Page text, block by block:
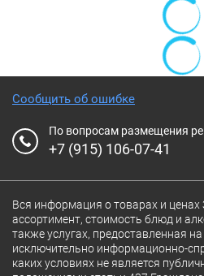
Сообщить об ошибке
По вопросам размещения
+7 (915) 106-07-41
Вся информация о товарах и ценах
ассортимент, стоимость блюд и
также услугах, предоставленная на
исключительно информационно-
каких условиях не является